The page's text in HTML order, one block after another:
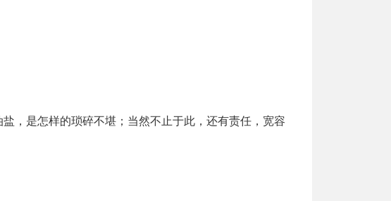
，是怎样的琐碎不堪；当然不止于此，还有责任，宽容